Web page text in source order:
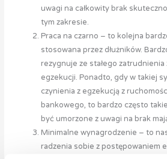
uwagi na całkowity brak
tym zakresie.
Praca na czarno – to kolejna
stosowana przez dłużników.
rezygnuje ze stałego zatrudnienia
egzekucji. Ponadto, gdy w takiej
czynienia z egzekucją z
bankowego, to bardzo często
być umorzone z uwagi na brak
Minimalne wynagrodzenie – to
radzenia sobie z postępowaniem